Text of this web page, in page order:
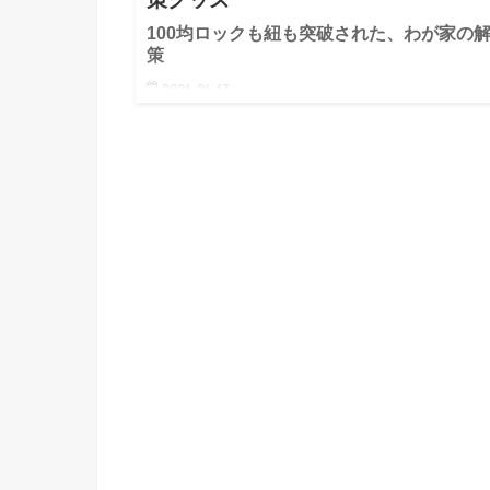
100均ロックも紐も突破された、わが家の
策